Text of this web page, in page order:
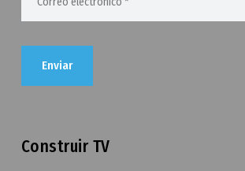
Construir TV